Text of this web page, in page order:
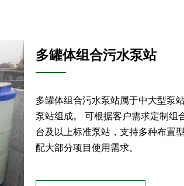
多罐体组合污水泵站
多罐体组合污水泵站属于中大型泵
泵站组成。 可根据客户需求定制组
台及以上标准泵站，支持多种布置
配大部分项目使用需求。